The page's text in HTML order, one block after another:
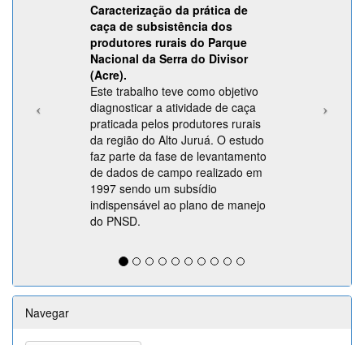
Caracterização da prática de
caça de subsistência dos
produtores rurais do Parque
Nacional da Serra do Divisor
(Acre).
Este trabalho teve como objetivo
diagnosticar a atividade de caça
praticada pelos produtores rurais
da região do Alto Juruá. O estudo
faz parte da fase de levantamento
de dados de campo realizado em
1997 sendo um subsídio
indispensável ao plano de manejo
do PNSD.
Navegar